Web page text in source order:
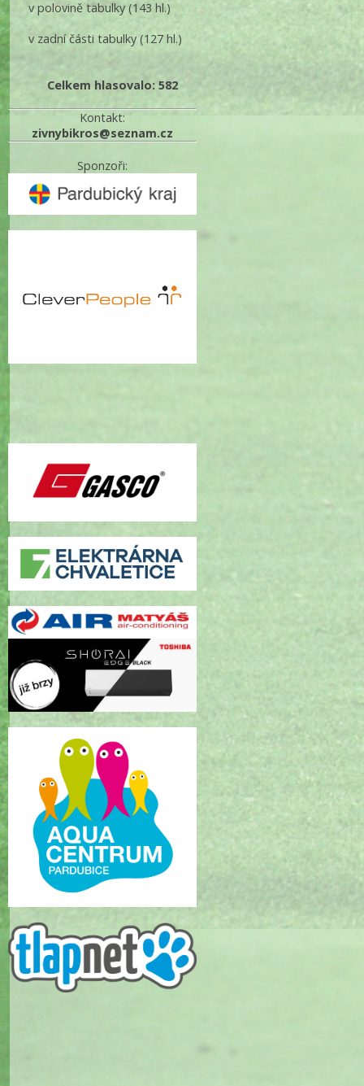
v polovině tabulky(143 hl.)
v zadní části tabulky (127 hl.)
Celkem hlasovalo: 582
Kontakt:
zivnybikros@seznam.cz
Sponzoři: